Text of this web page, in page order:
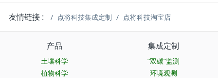
友情链接 : 点将科技集成定制 点将科技淘宝店
产品
土壤科学
植物科学
集成定制
“双碳”监测
环境观测